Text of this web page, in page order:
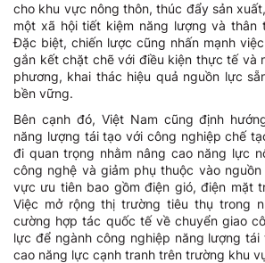
cho khu vực nông thôn, thúc đẩy sản
một xã hội tiết kiệm năng lượng và thân
Đặc biệt, chiến lược cũng nhấn mạnh
gắn kết chặt chẽ với điều kiện thực tế và
phương, khai thác hiệu quả nguồn lực
bền vững.
Bên cạnh đó, Việt Nam cũng định
năng lượng tái tạo với công nghiệp chế
đi quan trọng nhằm nâng cao năng lực
công nghệ và giảm phụ thuộc vào
vực ưu tiên bao gồm điện gió, điện mặt
Việc mở rộng thị trường tiêu thụ trong
cường hợp tác quốc tế về chuyển giao
lực để ngành công nghiệp năng lượng
cao năng lực cạnh tranh trên trường khu